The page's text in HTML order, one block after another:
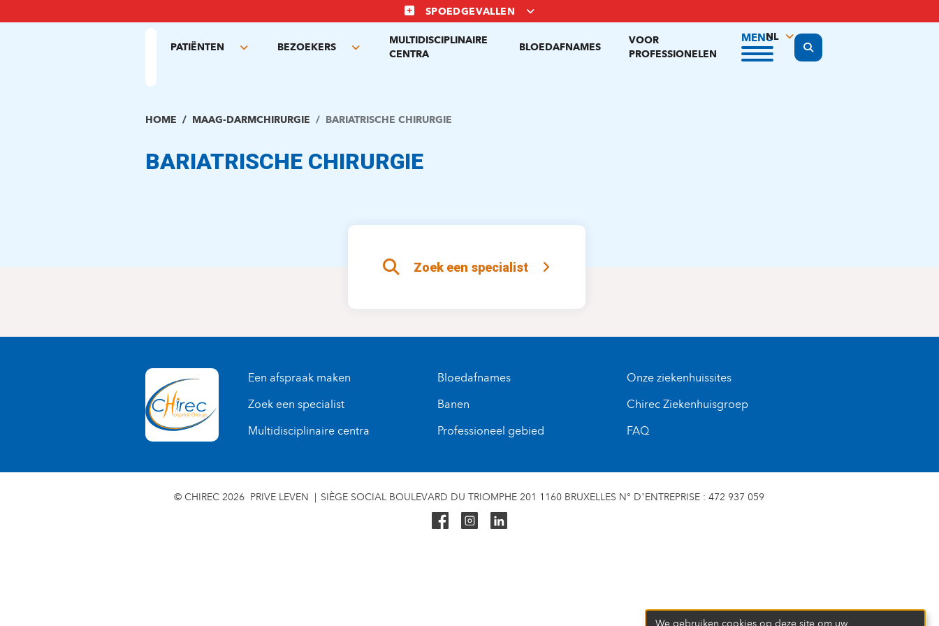
en
SPOEDGEVALLEN
PATIËNTEN
Toggle
BEZOEKERS
Toggle
MULTIDISCIPLINAIRE
CENTRA
BLOEDAFNAMES
VOOR
PROFESSIONELEN
MENU
Display the search form
NL
FR
HOME MAAG-DARMCHIRURGIE BARIATRISCHE CHIRURGIE
BARIATRISCHE CHIRURGIE
Zoek een specialist
Een afspraak maken
Zoek een specialist
Multidisciplinaire centra
Bloedafnames
Banen
Professioneel gebied
Onze ziekenhuissites
Chirec Ziekenhuisgroep
FAQ
© CHIREC 2026 PRIVE LEVEN SIÈGE SOCIAL BOULEVARD DU TRIOMPHE 201 1160 BRUXELLES N° D’ENTREPRISE : 472 937 059
We gebruiken cookies op deze site om uw